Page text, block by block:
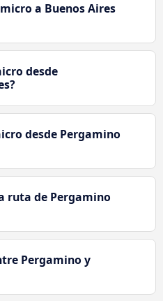
a Buenos Aires
desde
desde Pergamino
ruta de Pergamino
Pergamino y